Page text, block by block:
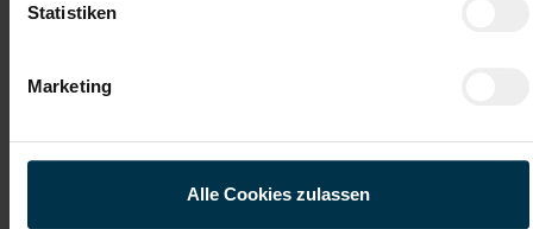
Statistiken
Marketing
Alle Cookies zulassen
Details zu diesem Job
anzeigen